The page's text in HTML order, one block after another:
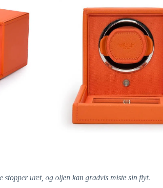
stopper uret, og oljen kan gradvis miste sin flyt.